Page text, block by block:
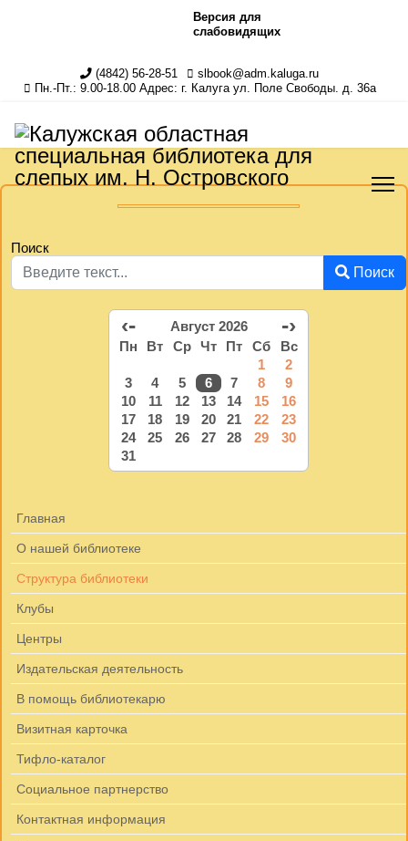
Версия для
слабовидящих
(4842) 56-28-51
slbook@adm.kaluga.ru
Пн.-Пт.: 9.00-18.00 Адрес: г. Калуга ул. Поле Свободы. д. 36а
Поиск
Поиск
‹- Август 2026 -›
Пн Вт Ср Чт Пт Сб
Вс
1
2
3
4 5 6 7 8
9
10
11 12 13 14 15
16
17
18 19 20 21 22
23
24
25 26 27 28 29
30
31
Главная
О нашей библиотеке
Структура библиотеки
Клубы
Центры
Издательская деятельность
В помощь библиотекарю
Визитная карточка
Тифло-каталог
Социальное партнерство
Контактная информация